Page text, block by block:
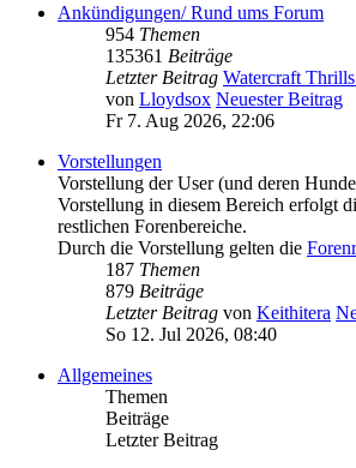
Ankündigungen/ Rund ums Forum
954 Themen
135361 Beiträge
Letzter Beitrag Watercraft
von Lloydsox Neuester Beitrag
Fr 7. Aug 2026, 22:06
Vorstellungen
Vorstellung der User (und deren
Vorstellung in diesem Bereich erfolgt
restlichen Forenbereiche.
Durch die Vorstellung gelten die
187 Themen
879 Beiträge
Letzter Beitrag von Keithitera
So 12. Jul 2026, 08:40
Allgemeines
Themen
Beiträge
Letzter Beitrag